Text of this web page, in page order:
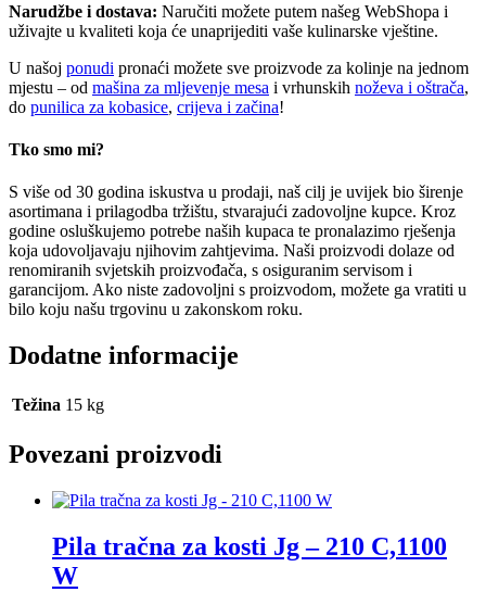
Narudžbe i dostava: Naručiti možete putem našeg WebShopa i
uživajte u kvaliteti koja će unaprijediti vaše kulinarske vještine.
U našoj ponudi pronaći možete sve proizvode za kolinje na jednom
mjestu – od mašina za mljevenje mesa i vrhunskih noževa i oštrača,
do punilica za kobasice, crijeva i začina!
Tko smo mi?
S više od 30 godina iskustva u prodaji, naš cilj je uvijek bio širenje
asortimana i prilagodba tržištu, stvarajući zadovoljne kupce. Kroz
godine osluškujemo potrebe naših kupaca te pronalazimo rješenja
koja udovoljavaju njihovim zahtjevima. Naši proizvodi dolaze od
renomiranih svjetskih proizvođača, s osiguranim servisom i
garancijom. Ako niste zadovoljni s proizvodom, možete ga vratiti u
bilo koju našu trgovinu u zakonskom roku.
Dodatne informacije
Težina 15 kg
Povezani proizvodi
Pila tračna za kosti Jg – 210 C,1100
W